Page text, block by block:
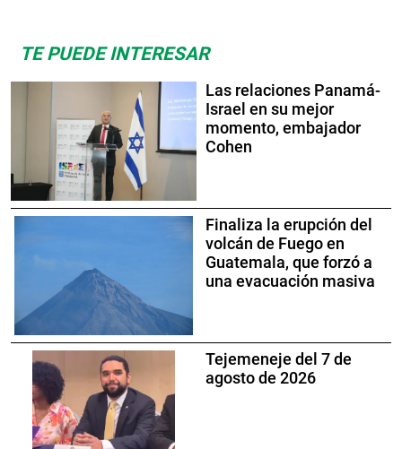
TE PUEDE INTERESAR
Las relaciones Panamá-
Israel en su mejor
momento, embajador
Cohen
Finaliza la erupción del
volcán de Fuego en
Guatemala, que forzó a
una evacuación masiva
Tejemeneje del 7 de
agosto de 2026